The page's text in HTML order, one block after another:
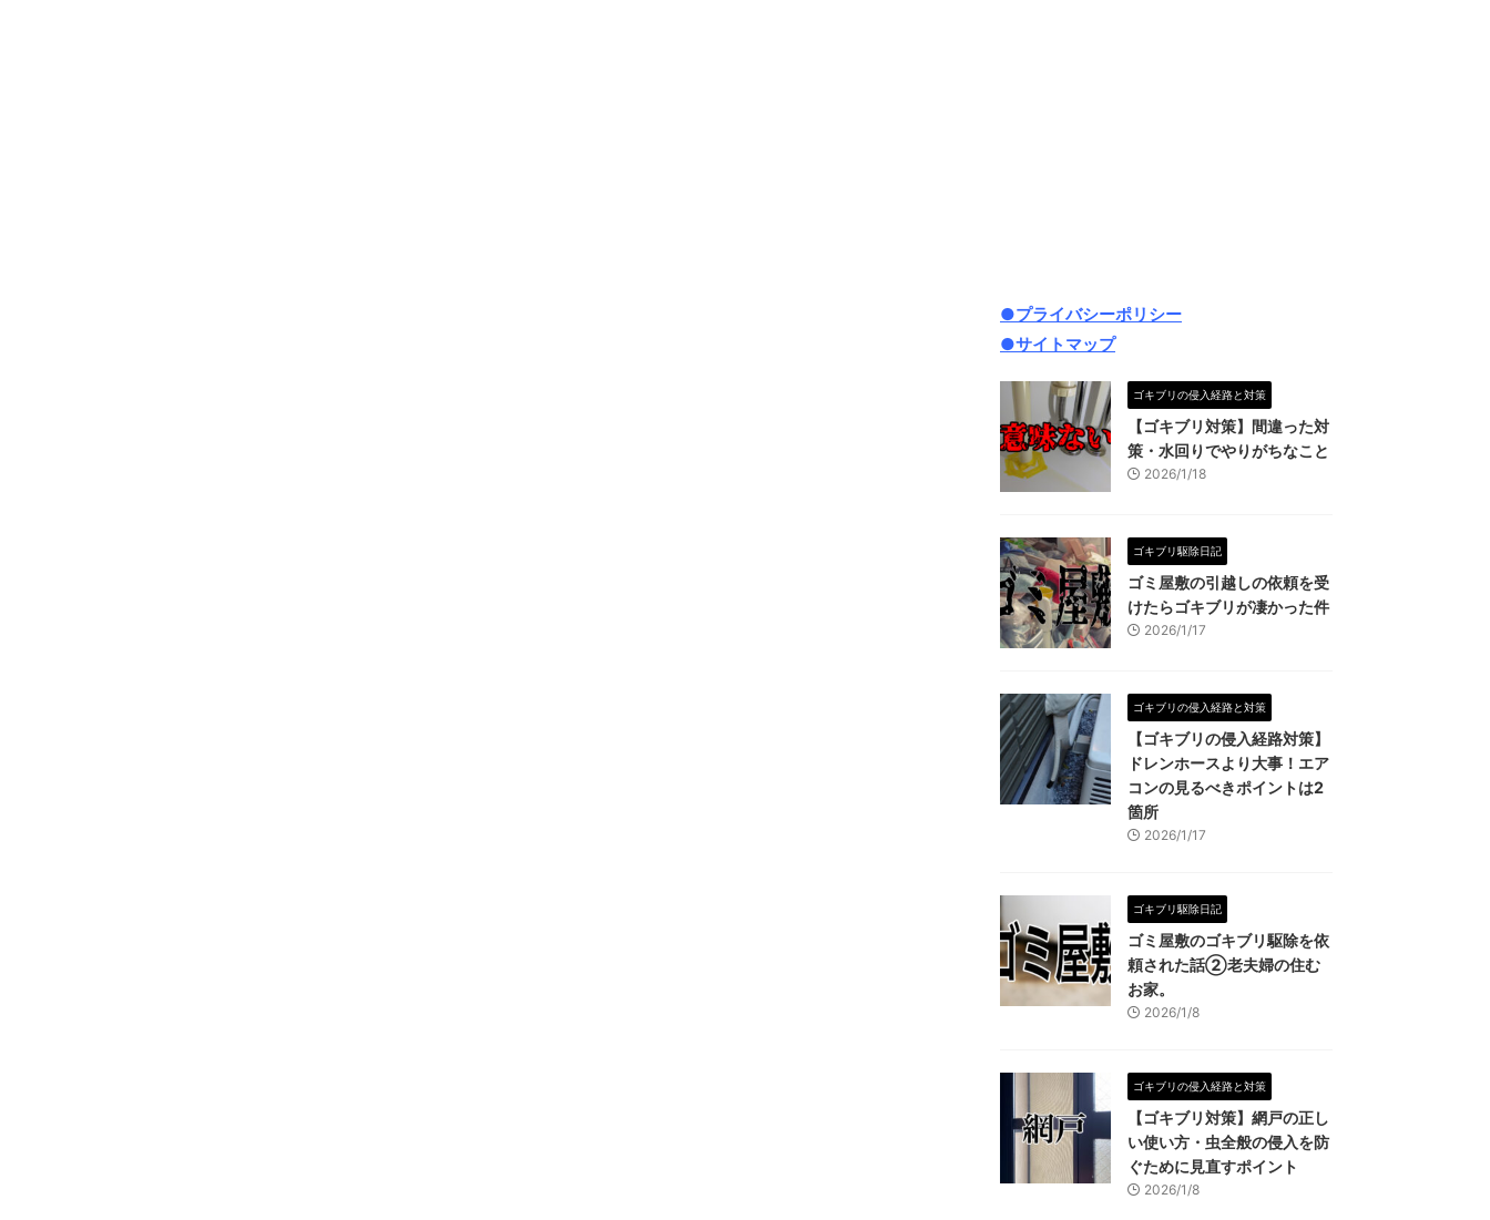
●プライバシーポリシー
●サイトマップ
ゴキブリの侵入経路と対策
【ゴキブリ対策】間違った対
策・水回りでやりがちなこと
2026/1/18
ゴキブリ駆除日記
ゴミ屋敷の引越しの依頼を受
けたらゴキブリが凄かった件
2026/1/17
ゴキブリの侵入経路と対策
【ゴキブリの侵入経路対策】
ドレンホースより大事！エア
コンの見るべきポイントは2
箇所
2026/1/17
ゴキブリ駆除日記
ゴミ屋敷のゴキブリ駆除を依
頼された話②老夫婦の住む
お家。
2026/1/8
ゴキブリの侵入経路と対策
【ゴキブリ対策】網戸の正し
い使い方・虫全般の侵入を防
ぐために見直すポイント
2026/1/8